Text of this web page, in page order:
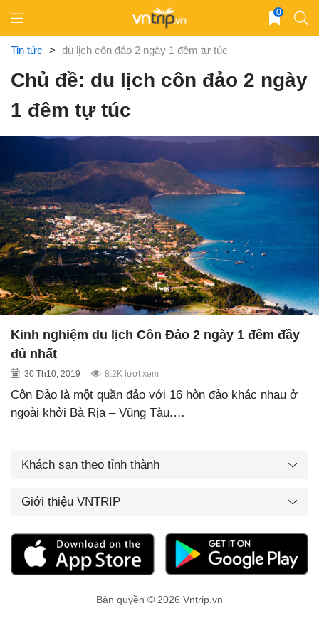
content
0
Tin tức > du lịch côn đảo 2 ngày 1 đêm tự túc
Chủ đề: du lịch côn đảo 2 ngày
1 đêm tự túc
Kinh nghiệm du lịch Côn Đảo 2 ngày 1 đêm đầy
đủ nhất
30 Th10, 2019 8.2K lượt xem
Côn Đảo là một quần đảo với 16 hòn đảo khác nhau ở
ngoài khởi Bà Rịa – Vũng Tàu.…
Khách sạn theo tỉnh thành
Giới thiệu VNTRIP
Bản quyền © 2026 Vntrip.vn